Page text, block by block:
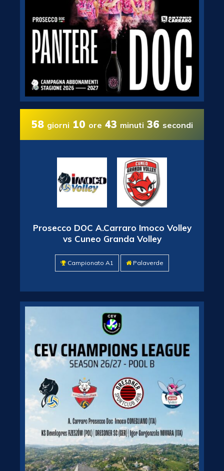
58 giorni 10 ore 43 minuti 35 secondi
Prosecco DOC A.Carraro Imoco Volley
vs Cuneo Granda Volley
Campionato A1 Palaverde